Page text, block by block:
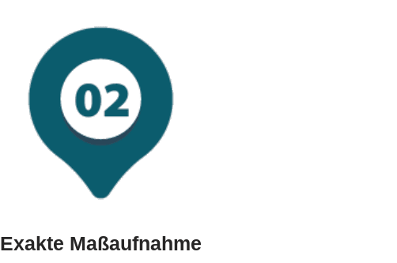
Exakte Maßaufnahme